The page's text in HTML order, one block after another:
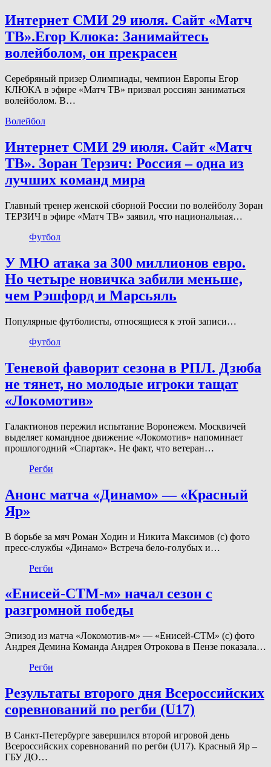
Интернет СМИ 29 июля. Сайт «Матч
ТВ».Егор Клюка: Занимайтесь
волейболом, он прекрасен
Серебряный призер Олимпиады, чемпион Европы Егор
КЛЮКА в эфире «Матч ТВ» призвал россиян заниматься
волейболом. В…
Волейбол
Интернет СМИ 29 июля. Сайт «Матч
ТВ». Зоран Терзич: Россия – одна из
лучших команд мира
Главный тренер женской сборной России по волейболу Зоран
ТЕРЗИЧ в эфире «Матч ТВ» заявил, что национальная…
Футбол
У МЮ атака за 300 миллионов евро.
Но четыре новичка забили меньше,
чем Рэшфорд и Марсьяль
Популярные футболисты, относящиеся к этой записи…
Футбол
Теневой фаворит сезона в РПЛ. Дзюба
не тянет, но молодые игроки тащат
«Локомотив»
Галактионов пережил испытание Воронежем. Москвичей
выделяет командное движение «Локомотив» напоминает
прошлогодний «Спартак». Не факт, что ветеран…
Регби
Анонс матча «Динамо» — «Красный
Яр»
В борьбе за мяч Роман Ходин и Никита Максимов (с) фото
пресс-службы «Динамо» Встреча бело-голубых и…
Регби
«Енисей-СТМ-м» начал сезон с
разгромной победы
Эпизод из матча «Локомотив-м» — «Енисей-СТМ» (с) фото
Андрея Демина Команда Андрея Отрокова в Пензе показала…
Регби
Результаты второго дня Всероссийских
соревнований по регби (U17)
В Санкт-Петербурге завершился второй игровой день
Всероссийских соревнований по регби (U17). Красный Яр –
ГБУ ДО…